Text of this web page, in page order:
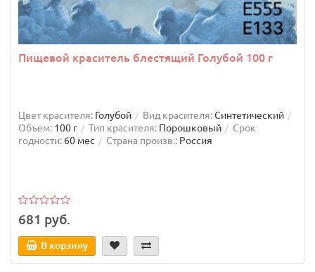
Пищевой краситель блестящий Голубой 100 г
Цвет красителя: Голубой Вид красителя:Синтетический
Объем: 100 г Тип красителя: Порошковый
Срок
годности: 60 мес Страна произв.: Россия
681 руб.
В корзину